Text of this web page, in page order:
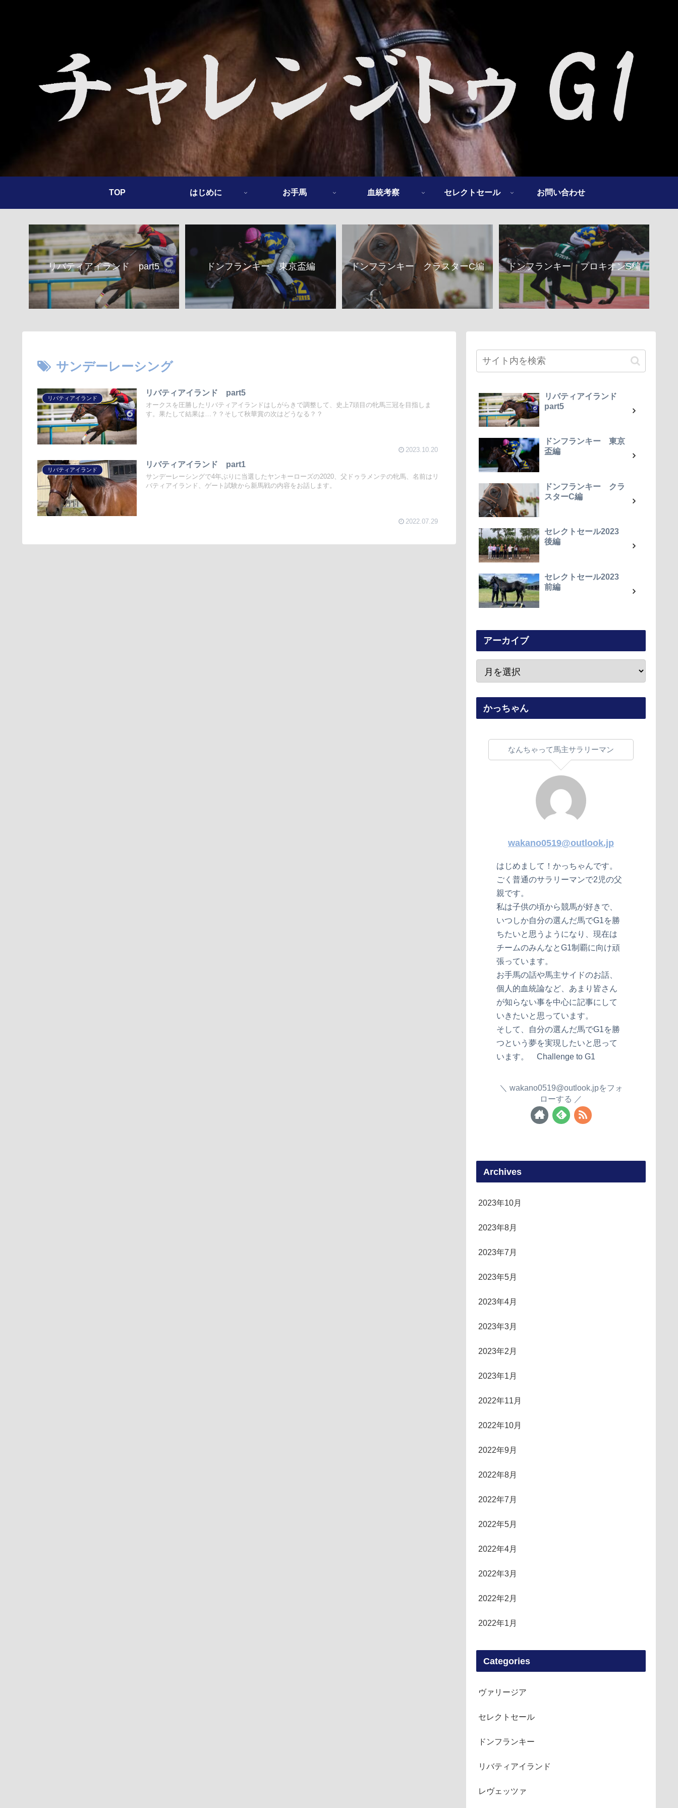
TOP はじめに お手馬 血統考察 セレクトセール お問い合わせ
リバティアイランド part5 ドンフランキー 東京盃編 ドンフランキー クラスターC編 ドンフランキー プロキオンS編
サンデーレーシング
リバティアイランド
リバティアイランド part5
オークスを圧勝したリバティアイランドはしがらきで調整して、史上7頭目の牝馬三冠を目指しま
す。果たして結果は…？？そして秋華賞の次はどうなる？？
2023.10.20
リバティアイランド
リバティアイランド part1
サンデーレーシングで4年ぶりに当選したヤンキーローズの2020、父ドゥラメンテの牝馬、名前はリ
バティアイランド、ゲート試験から新馬戦の内容をお話します。
2022.07.29
リバティアイランド
part5
ドンフランキー 東京
盃編
ドンフランキー クラ
スターC編
セレクトセール2023
後編
セレクトセール2023
前編
アーカイブ
かっちゃん
なんちゃって馬主サラリーマン
wakano0519@outlook.jp
はじめまして！かっちゃんです。
ごく普通のサラリーマンで2児の父
親です。
私は子供の頃から競馬が好きで、
いつしか自分の選んだ馬でG1を勝
ちたいと思うようになり、現在は
チームのみんなとG1制覇に向け頑
張っています。
お手馬の話や馬主サイドのお話、
個人的血統論など、あまり皆さん
が知らない事を中心に記事にして
いきたいと思っています。
そして、自分の選んだ馬でG1を勝
つという夢を実現したいと思って
います。 Challenge to G1
wakano0519@outlook.jpをフォ
ローする
Archives
2023年10月
2023年8月
2023年7月
2023年5月
2023年4月
2023年3月
2023年2月
2023年1月
2022年11月
2022年10月
2022年9月
2022年8月
2022年7月
2022年5月
2022年4月
2022年3月
2022年2月
2022年1月
Categories
ヴァリージア
セレクトセール
ドンフランキー
リバティアイランド
レヴェッツァ